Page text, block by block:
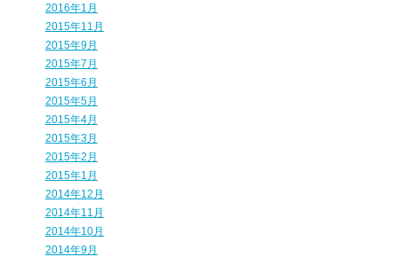
2016年1月
2015年11月
2015年9月
2015年7月
2015年6月
2015年5月
2015年4月
2015年3月
2015年2月
2015年1月
2014年12月
2014年11月
2014年10月
2014年9月